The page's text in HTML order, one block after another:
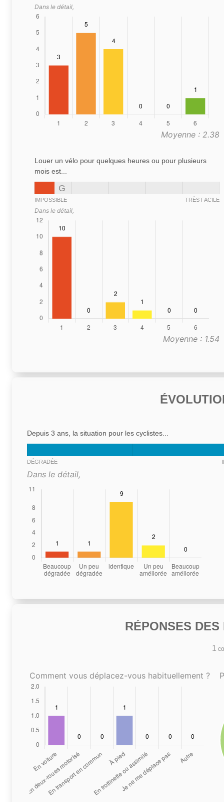
Dans le détail,
Moyenne : 2.38
Louer un vélo pour quelques heures ou pour plusieurs
mois est...
G
IMPOSSIBLE TRÈS FACILE
Dans le détail,
Moyenne : 1.54
Depuis 3 ans, la situation pour les cyclistes...
DÉGRADÉE
Dans le détail,
RÉPONSES
1
Comment vous déplacez-vous habituellement ?